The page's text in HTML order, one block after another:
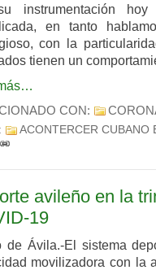
instrumentación
en tanto
con la
tienen un
CON:
ACONTERCER CUBANO
avileño en la
19
de Ávila.-El sistema
movilizadora con la